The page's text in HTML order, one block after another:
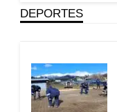
DEPORTES